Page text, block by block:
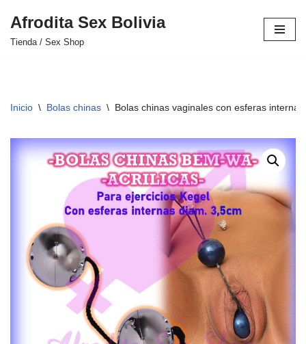
Saltar
Afrodita Sex Bolivia
Tienda / Sex Shop
Inicio \ Bolas chinas \ Bolas chinas vaginales con esferas internas